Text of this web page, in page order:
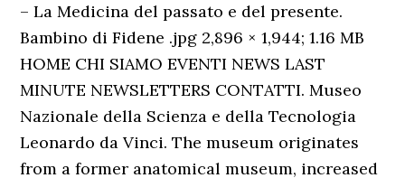
– La Medicina del passato e del presente.
Bambino di Fidene .jpg 2,896 × 1,944; 1.16 MB
HOME CHI SIAMO EVENTI NEWS LAST
MINUTE NEWSLETTERS CONTATTI. Museo
Nazionale della Scienza e della Tecnologia
Leonardo da Vinci. The museum originates
from a former anatomical museum, increased